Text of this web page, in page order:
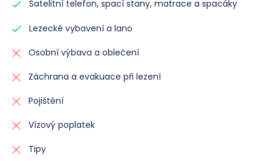
Stany na základě sdílení ve dvojicích.
Satelitní telefon, spací stany, matrace a spacáky
Lezecké vybavení a lano
Osobní výbava a oblečení
Záchrana a evakuace při lezení
Pojištění
Vízový poplatek
Tipy